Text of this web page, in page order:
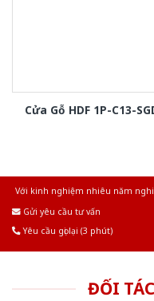
Cửa Gỗ HDF 1P-C13-
Với kinh nghiệm nhiêu năm
Gửi yêu cầu tư vấn
Yêu cầu gọi lại (3 phút)
ĐỐI